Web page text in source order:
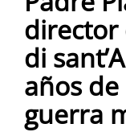
director
di
años
guerra